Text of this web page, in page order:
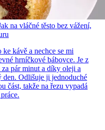
na vláčné těsto bez vážení,
kávě a nechce se mi
hrníčkové bábovce. Je z
pár minut a díky oleji a
den. Odlišuje ji jednoduché
část, takže na řezu vypadá